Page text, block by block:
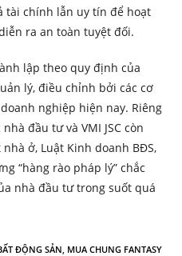
tài chính lẫn uy tín để hoạt
ra an toàn tuyệt đối.
lập theo quy định của
lý, điều chỉnh bởi các cơ
nghiệp hiện nay. Riêng
đầu tư và VMI JSC còn
ở, Luật Kinh doanh BĐS,
“hàng rào pháp lý” chắc
nhà đầu tư trong suốt quá
ĐỘNG SẢN MUA CHUNG FANTASY